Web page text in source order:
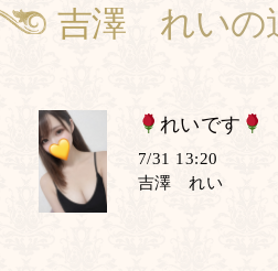
吉澤 れいの
れいです
7/31 13:20
吉澤 れい